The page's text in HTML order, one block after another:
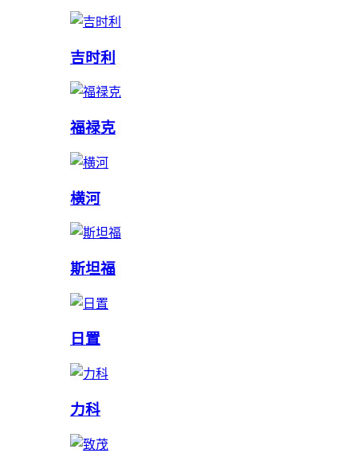
吉时利
福禄克
横河
斯坦福
日置
力科